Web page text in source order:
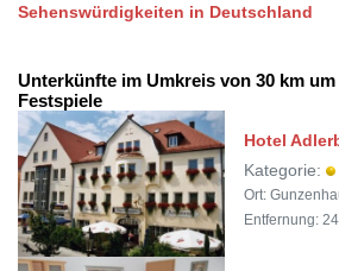
Sehenswürdigkeiten in Deutschland
Unterkünfte im Umkreis von 30 km
Festspiele
Hotel
Kategorie:
Ort:
Entfernung: